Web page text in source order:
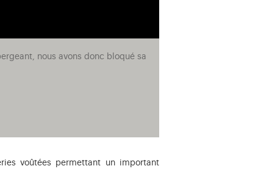
nous avons donc bloqué sa
voûtées permettant un important